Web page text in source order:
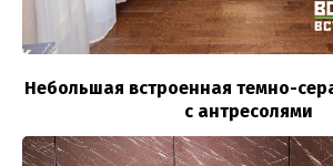
Небольшая встроенная темно-
с антресолями